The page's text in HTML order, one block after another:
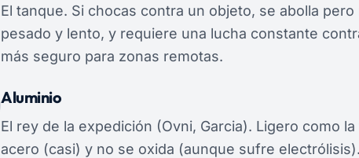
El tanque. Si chocas contra un objeto, se abolla pero
pesado y lento, y requiere una lucha constante
más seguro para zonas remotas.
Aluminio
El rey de la expedición (Ovni, Garcia). Ligero como
acero (casi) y no se oxida (aunque sufre